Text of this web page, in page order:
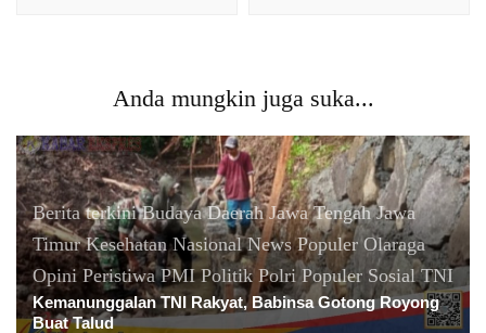
Anda mungkin juga suka...
Berita terkini Budaya Daerah Jawa Tengah Jawa
Timur Kesehatan Nasional News Populer Olaraga
Opini Peristiwa PMI Politik Polri Populer Sosial TNI
Kemanunggalan TNI Rakyat, Babinsa Gotong Royong
Buat Talud